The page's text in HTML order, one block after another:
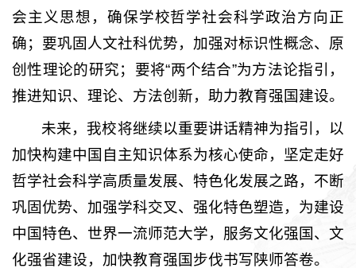
会主义思想，确保学校哲学社会科学政治方向正
确；要巩固人文社科优势，加强对标识性概念、原
创性理论的研究；要将“两个结合”为方法论指引，
推进知识、理论、方法创新，助力教育强国建设。
未来，我校将继续以重要讲话精神为指引，以
加快构建中国自主知识体系为核心使命，坚定走好
哲学社会科学高质量发展、特色化发展之路，不断
巩固优势、加强学科交叉、强化特色塑造，为建设
中国特色、世界一流师范大学，服务文化强国、文
化强省建设，加快教育强国步伐书写陕师答卷。